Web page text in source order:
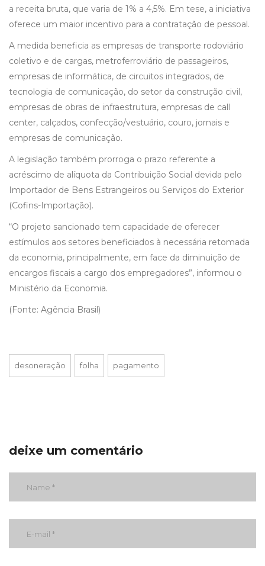
a receita bruta, que varia de 1% a 4,5%. Em tese, a iniciativa
oferece um maior incentivo para a contratação de pessoal.
A medida beneficia as empresas de transporte rodoviário
coletivo e de cargas, metroferroviário de passageiros,
empresas de informática, de circuitos integrados, de
tecnologia de comunicação, do setor da construção civil,
empresas de obras de infraestrutura, empresas de call
center, calçados, confecção/vestuário, couro, jornais e
empresas de comunicação.
A legislação também prorroga o prazo referente a
acréscimo de alíquota da Contribuição Social devida pelo
Importador de Bens Estrangeiros ou Serviços do Exterior
(Cofins-Importação).
“O projeto sancionado tem capacidade de oferecer
estímulos aos setores beneficiados à necessária retomada
da economia, principalmente, em face da diminuição de
encargos fiscais a cargo dos empregadores”, informou o
Ministério da Economia.
(Fonte: Agência Brasil)
desoneração folha pagamento
deixe um comentário